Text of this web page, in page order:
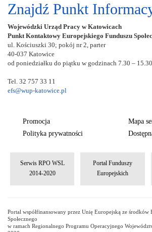
Znajdź Punkt
Wojewódzki Urząd Pracy w Katowicach
Punkt Kontaktowy Europejskiego Funduszu
ul. Kościuszki 30; pokój nr 2, parter
40-037 Katowice
od poniedziałku do piątku w godzinach 7.30 – 15.30
Tel. 32 757 33 11
efs@wup-katowice.pl
Promocja
Mapa
Polityka prywatności
Serwis RPO WSL
2014-2020
Portal Funduszy
Europejskich
Portal współfinansowany przez Unię Europejską ze środków
Społecznego
w ramach Regionalnego Programu Operacyjnego